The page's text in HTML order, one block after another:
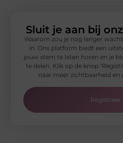
Sluit je aan bij
Waarom zou je nog langer
in. Ons platform biedt een
jouw stem te laten horen en je
te delen. Klik op de knop
naar meer zichtbaarheid en
Registreer